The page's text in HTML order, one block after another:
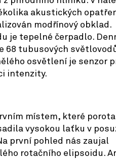
akustických
modřínový obklad.
je tepelné čerpadlo.
68 tubusových
osvětlení je senzor
intenzity.
místem, které porota
vysokou laťku v
první pohled nás zaujal
rotačního elipsoidu.